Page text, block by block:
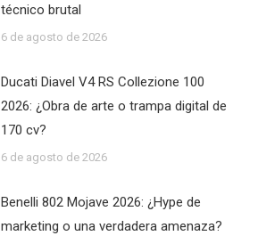
técnico brutal
6 de agosto de 2026
Ducati Diavel V4 RS Collezione 100
2026: ¿Obra de arte o trampa digital de
170 cv?
6 de agosto de 2026
Benelli 802 Mojave 2026: ¿Hype de
marketing o una verdadera amenaza?